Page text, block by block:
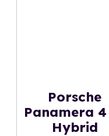
Porsche
Panamera 4
Hybrid